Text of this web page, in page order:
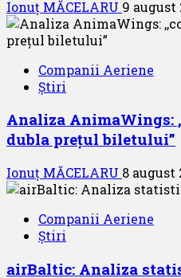
Ionuț MĂCELARU 9 august
Companii Aeriene
Știri
Analiza AnimaWings:
dubla prețul biletului”
Ionuț MĂCELARU 8 august
Companii Aeriene
Știri
airBaltic: Analiza